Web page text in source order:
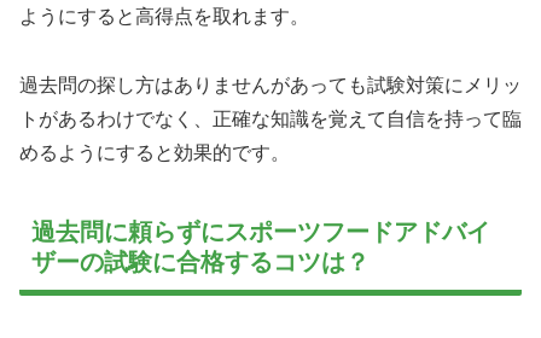
ようにすると高得点を取れます。
過去問の探し方はありませんがあっても試験対策にメリッ
トがあるわけでなく、正確な知識を覚えて自信を持って臨
めるようにすると効果的です。
過去問に頼らずにスポーツフードアドバイ
ザーの試験に合格するコツは？